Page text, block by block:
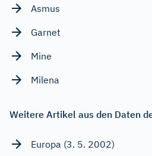
Asmus
Garnet
Mine
Milena
Weitere Artikel aus den Daten
Europa (3. 5. 2002)